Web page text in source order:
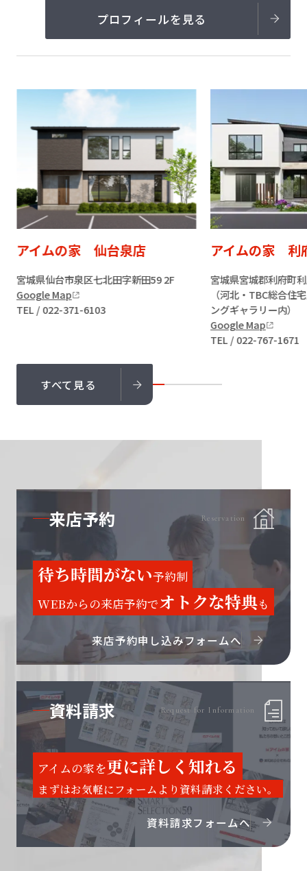
プロフィールを見る
アイムの家 利府店
宮城県宮城郡利府町利府字八幡崎前45
（河北・TBC総合住宅展示場利府ハウジ
ングギャラリー内）
アイムの家 南
宮城県仙台市太白区
Google Map
TEL / 022-398-3363
すべて見る
Reservation
来店予約
待ち時間がない予約制
WEBからの来店予約でオトクな特典も
来店予約申し込みフォームへ
Request for Information
資料請求
アイムの家を更に詳しく知れる
まずはお気軽にフォームより資料請求ください。
資料請求フォームへ